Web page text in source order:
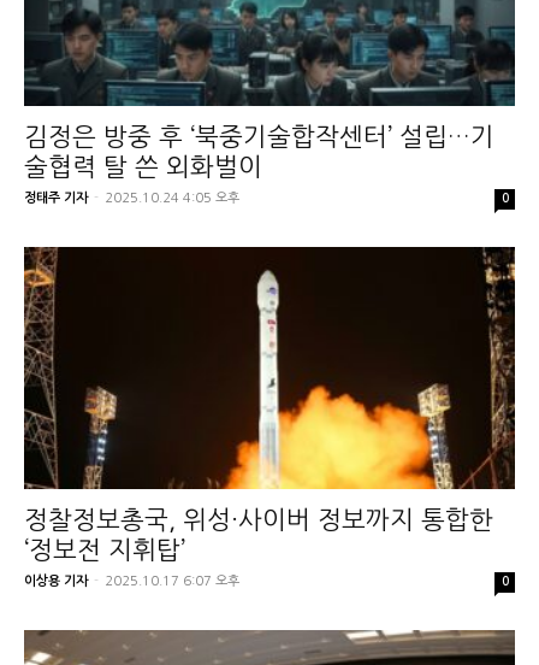
김정은 방중 후 ‘북중기술합작센터’ 설립…기
술협력 탈 쓴 외화벌이
정태주 기자 - 2025.10.24 4:05 오후 0
정찰정보총국, 위성·사이버 정보까지 통합한
‘정보전 지휘탑’
이상용 기자 - 2025.10.17 6:07 오후 0